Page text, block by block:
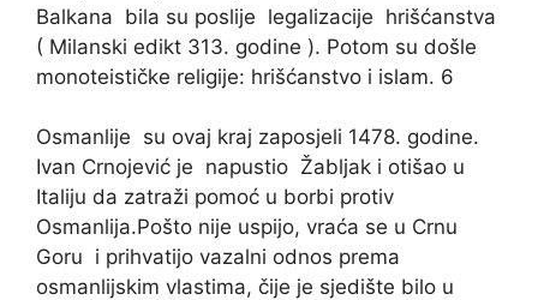
Balkana bila su poslije legalizacije hrišćanstva
( Milanski edikt 313. godine ). Potom su došle
monoteističke religije: hrišćanstvo i islam. 6
Osmanlije su ovaj kraj zaposjeli 1478. godine.
Ivan Crnojević je napustio Žabljak i otišao u
Italiju da zatraži pomoć u borbi protiv
Osmanlija.Pošto nije uspijo, vraća se u Crnu
Goru i prihvatijo vazalni odnos prema
osmanlijskim vlastima, čije je sjedište bilo u